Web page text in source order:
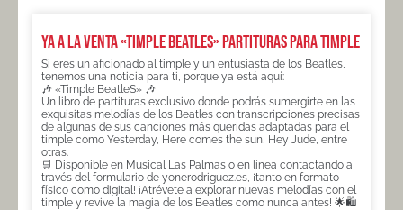
Ya a la venta «TIMPLE BEATLES» partituras para timple
Si eres un aficionado al timple y un entusiasta de los Beatles,
tenemos una noticia para ti, porque ya está aquí:
🎶 «Timple BeatleS» 🎶
Un libro de partituras exclusivo donde podrás sumergirte en las
exquisitas melodías de los Beatles con transcripciones precisas
de algunas de sus canciones más queridas adaptadas para el
timple como Yesterday, Here comes the sun, Hey Jude, entre
otras.
🛒 Disponible en Musical Las Palmas o en línea contactando a
través del formulario de yonerodriguez.es, ¡tanto en formato
físico como digital! ¡Atrévete a explorar nuevas melodías con el
timple y revive la magia de los Beatles como nunca antes! 🌟🛍️